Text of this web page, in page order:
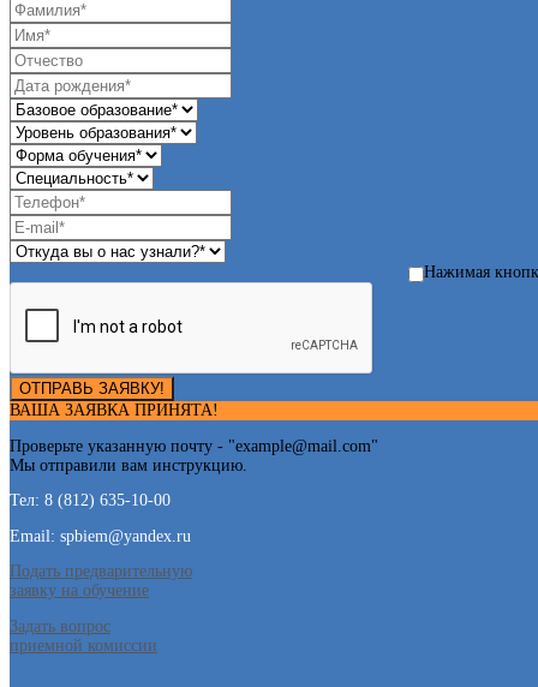
Нажимая
ОТПРАВЬ ЗАЯВКУ!
ВАША ЗАЯВКА ПРИНЯТА!
Проверьте указанную почту - "example@mail.com"
Мы отправили вам инструкцию.
Тел: 8 (812) 635-10-00
Email: spbiem@yandex.ru
Подать предварительную
заявку на обучение
Задать вопрос
приемной комиссии